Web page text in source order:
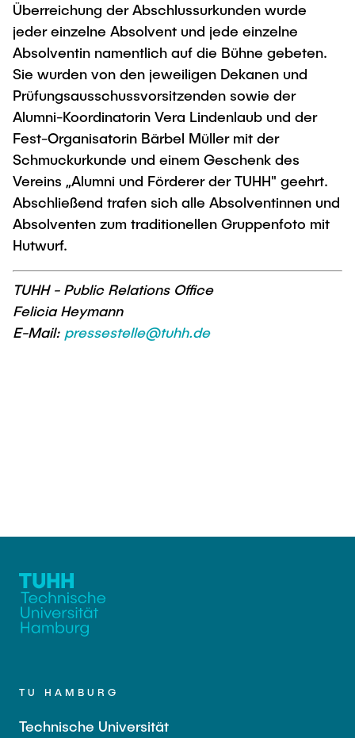
Überreichung der Abschlussurkunden wurde
jeder einzelne Absolvent und jede einzelne
Absolventin namentlich auf die Bühne gebeten.
Sie wurden von den jeweiligen Dekanen und
Prüfungsausschussvorsitzenden sowie der
Alumni-Koordinatorin Vera Lindenlaub und der
Fest-Organisatorin Bärbel Müller mit der
Schmuckurkunde und einem Geschenk des
Vereins „Alumni und Förderer der TUHH" geehrt.
Abschließend trafen sich alle Absolventinnen und
Absolventen zum traditionellen Gruppenfoto mit
Hutwurf.
TUHH - Public Relations Office
Felicia Heymann
E-Mail: pressestelle@tuhh.de
TU HAMBURG
Technische Universität